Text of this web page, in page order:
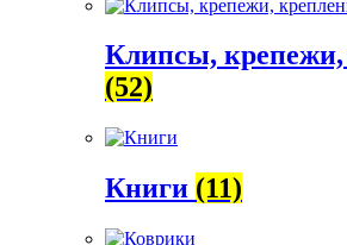
Клипсы, крепежи,
(52)
Книги (11)